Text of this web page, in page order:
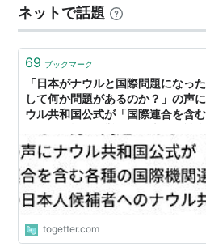
タインに対する返信、そして現
められており、いずれもたいへ
ネットで話題
69 ブックマーク
「日本がナウルと国際問題になっ
して何か問題があるのか？」の声
ウル共和国公式が「国際連合を含む
のナウル共和国票の投票ができな
る」とコメント
togetter.com